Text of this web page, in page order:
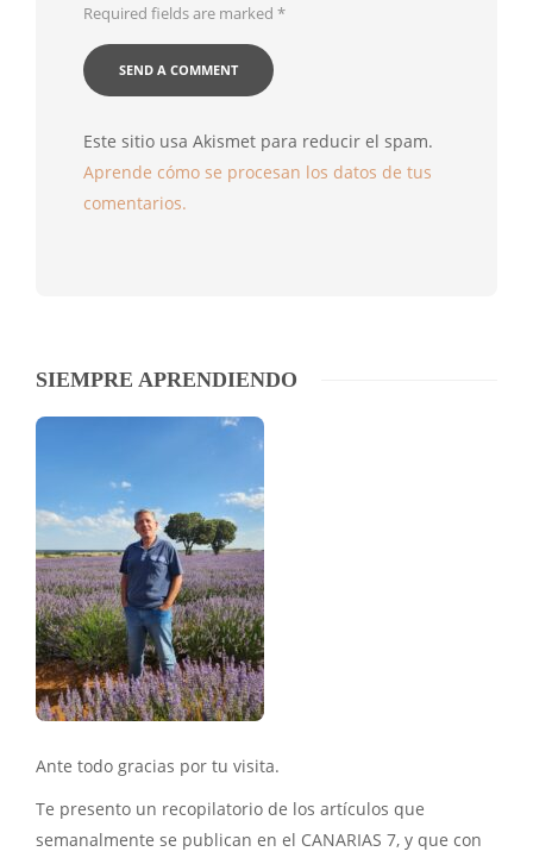
Required fields are marked *
Este sitio usa Akismet para reducir el spam.
Aprende cómo se procesan los datos de tus
comentarios.
SIEMPRE APRENDIENDO
Ante todo gracias por tu visita.
Te presento un recopilatorio de los artículos que
semanalmente se publican en el CANARIAS 7, y que con